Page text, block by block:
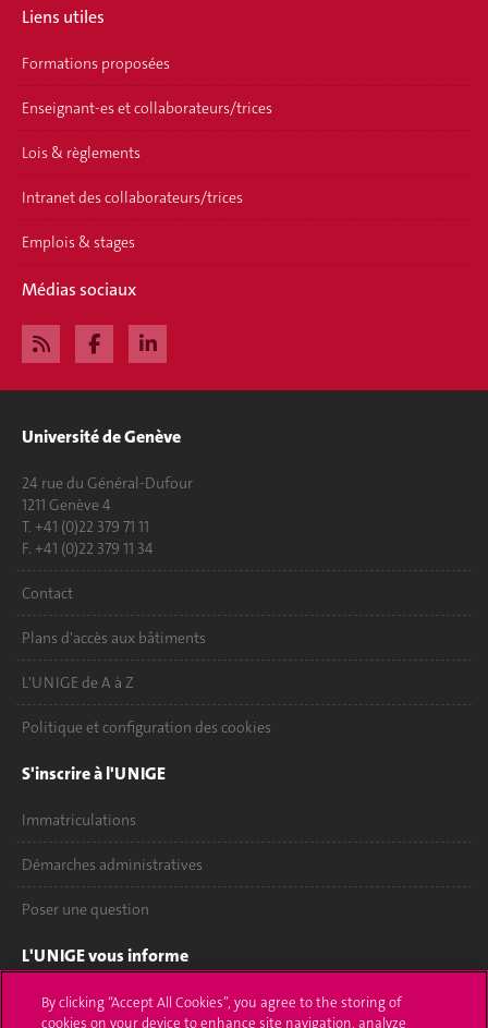
Liens utiles
Formations proposées
Enseignant-es et collaborateurs/trices
Lois & règlements
Intranet des collaborateurs/trices
Emplois & stages
Médias sociaux
Université de Genève
24 rue du Général-Dufour
1211 Genève 4
T. +41 (0)22 379 71 11
F. +41 (0)22 379 11 34
Contact
Plans d'accès aux bâtiments
L'UNIGE de A à Z
Politique et configuration des cookies
S'inscrire à l'UNIGE
Immatriculations
Démarches administratives
Poser une question
L'UNIGE vous informe
UNIGE Mobile
By clicking “Accept All Cookies”, you agree to the storing of
cookies on your device to enhance site navigation, analyze